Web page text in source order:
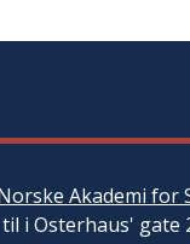
Akademi for
i Osterhaus' gate